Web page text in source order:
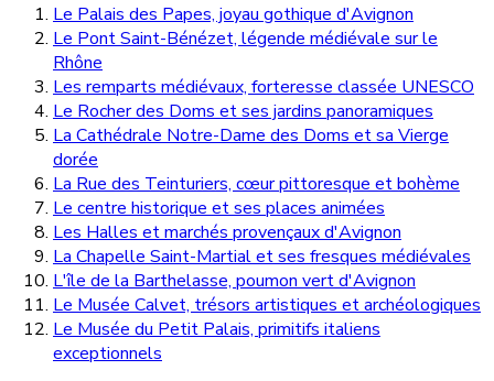
Le Palais des Papes, joyau gothique d'Avignon
Le Pont Saint-Bénézet, légende médiévale sur le
Rhône
Les remparts médiévaux, forteresse classée UNESCO
Le Rocher des Doms et ses jardins panoramiques
La Cathédrale Notre-Dame des Doms et sa Vierge
dorée
La Rue des Teinturiers, cœur pittoresque et bohème
Le centre historique et ses places animées
Les Halles et marchés provençaux d'Avignon
La Chapelle Saint-Martial et ses fresques médiévales
L'île de la Barthelasse, poumon vert d'Avignon
Le Musée Calvet, trésors artistiques et archéologiques
Le Musée du Petit Palais, primitifs italiens
exceptionnels